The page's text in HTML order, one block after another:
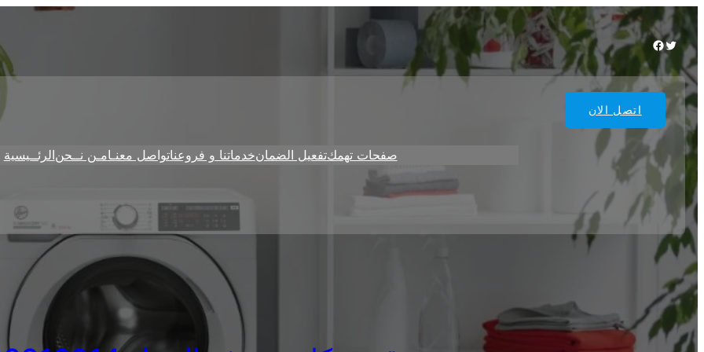
Facebook Twitter
الرئــيسيةمـن نــحنتواصل معنـاخدماتنا و فروعناتفعيل الضمانصفحات تهمك
اتصل الان